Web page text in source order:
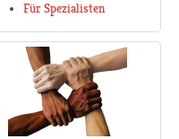
Für Spezialisten